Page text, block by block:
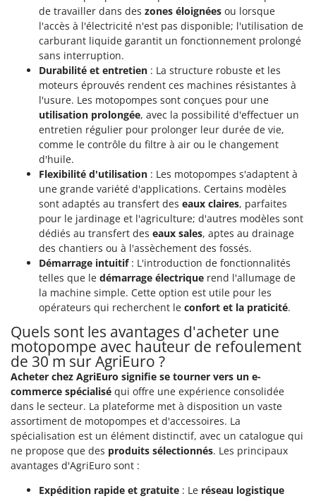
de travailler dans des zones éloignées ou lorsque
l'accès à l'électricité n'est pas disponible; l'utilisation de
carburant liquide garantit un fonctionnement prolongé
sans interruption.
Durabilité et entretien : La structure robuste et les
moteurs éprouvés rendent ces machines résistantes à
l'usure. Les motopompes sont conçues pour une
utilisation prolongée, avec la possibilité d'effectuer un
entretien régulier pour prolonger leur durée de vie,
comme le contrôle du filtre à air ou le changement
d'huile.
Flexibilité d'utilisation : Les motopompes s'adaptent à
une grande variété d'applications. Certains modèles
sont adaptés au transfert des eaux claires, parfaites
pour le jardinage et l'agriculture; d'autres modèles sont
dédiés au transfert des eaux sales, aptes au drainage
des chantiers ou à l'assèchement des fossés.
Démarrage intuitif: L'introduction de fonctionnalités
telles que le démarrage électrique rend l'allumage de
la machine simple. Cette option est utile pour les
opérateurs qui recherchent le confort et la praticité.
Quels sont les avantages d'acheter une
motopompe avec hauteur de refoulement
de 30 m sur AgriEuro ?
Acheter chez AgriEuro signifie se tourner vers un e-
commerce spécialisé qui offre une expérience consolidée
dans le secteur. La plateforme met à disposition un vaste
assortiment de motopompes et d'accessoires. La
spécialisation est un élément distinctif, avec un catalogue qui
ne propose que des produits sélectionnés. Les principaux
avantages d'AgriEuro sont :
Expédition rapide et gratuite : Le réseau logistique